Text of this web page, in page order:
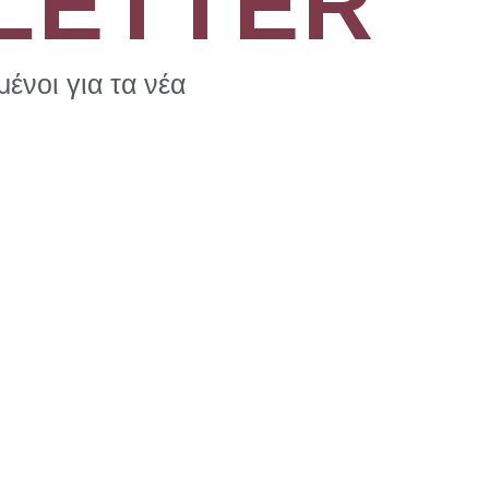
για τα νέα